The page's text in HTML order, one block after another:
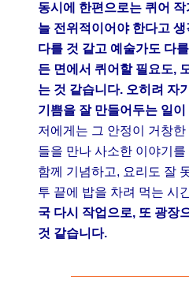
동시에 한편으로는 퀴어
늘 전위적이어야 한다고
다를 것 같고 예술가도 다
든 면에서 퀴어할 필요도,
는 것 같습니다. 오히려 자
기쁨을 잘 만들어두는 일
저에게는 그 안정이 거창
들을 만나 사소한 이야기
함께 기념하고, 요리도 잘
투 끝에 밥을 차려 먹는 시
국 다시 작업으로, 또 광장
것 같습니다.